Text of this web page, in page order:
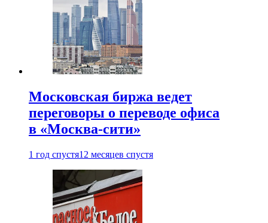
Московская биржа ведет
переговоры о переводе офиса
в «Москва-сити»
1 год спустя12 месяцев спустя